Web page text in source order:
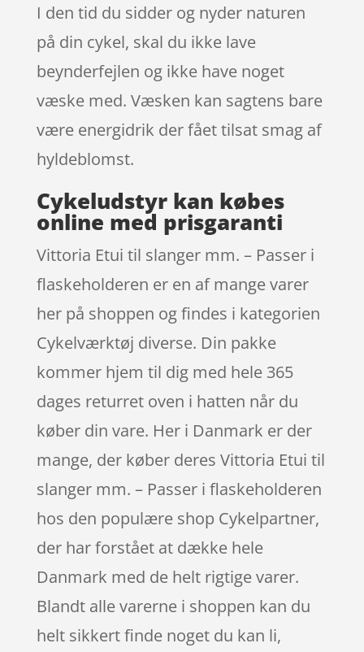
I den tid du sidder og nyder naturen
på din cykel, skal du ikke lave
beynderfejlen og ikke have noget
væske med. Væsken kan sagtens bare
være energidrik der fået tilsat smag af
hyldeblomst.
Cykeludstyr kan købes
online med prisgaranti
Vittoria Etui til slanger mm. – Passer i
flaskeholderen er en af mange varer
her på shoppen og findes i kategorien
Cykelværktøj diverse. Din pakke
kommer hjem til dig med hele 365
dages returret oven i hatten når du
køber din vare. Her i Danmark er der
mange, der køber deres Vittoria Etui til
slanger mm. – Passer i flaskeholderen
hos den populære shop Cykelpartner,
der har forstået at dække hele
Danmark med de helt rigtige varer.
Blandt alle varerne i shoppen kan du
helt sikkert finde noget du kan li,